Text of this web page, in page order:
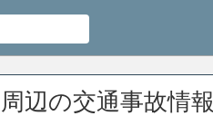
辺の交通事故情報